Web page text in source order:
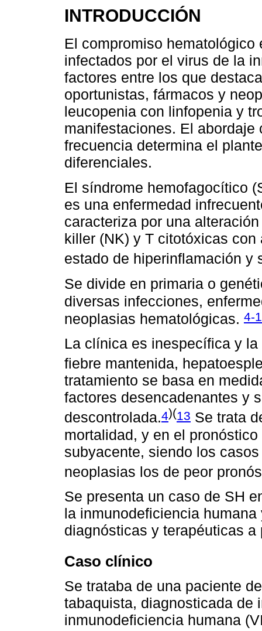
INTRODUCCIÓN
El compromiso
infectados por el virus de la
factores entre los que
oportunistas, fármacos y
leucopenia con linfopenia y
manifestaciones. El
frecuencia determina el
diferenciales.
El síndrome hemofagocítico
es una enfermedad
caracteriza por una
killer (NK) y T citotóxicas
estado de hiperinflamación y
Se divide en primaria o
diversas infecciones,
neoplasias hematológicas. 4-
La clínica es inespecífica y
fiebre mantenida,
tratamiento se basa en
factores desencadenantes y
descontrolada.4)(13 Se trata
mortalidad, y en el
subyacente, siendo los
neoplasias los de peor
Se presenta un caso de SH
la inmunodeficiencia
diagnósticas y terapéuticas
Caso clínico
Se trataba de una paciente
tabaquista, diagnosticada de
inmunodeficiencia humana